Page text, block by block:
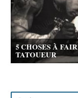
5 CHOSES À
TATOUEUR